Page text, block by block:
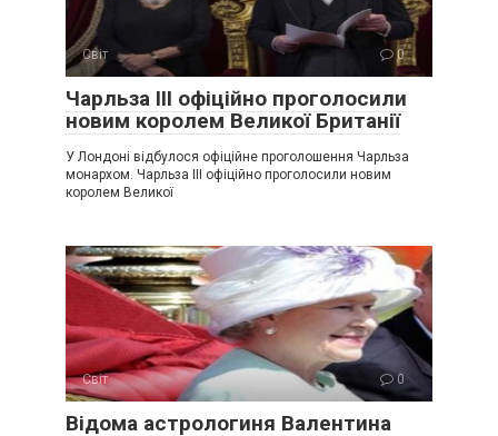
Світ 0
Чарльза III офіційно проголосили
новим королем Великої Британії
У Лондоні відбулося офіційне проголошення Чарльза
монархом. Чарльза III офіційно проголосили новим
королем Великої
Світ 0
Відома астрологиня Валентина